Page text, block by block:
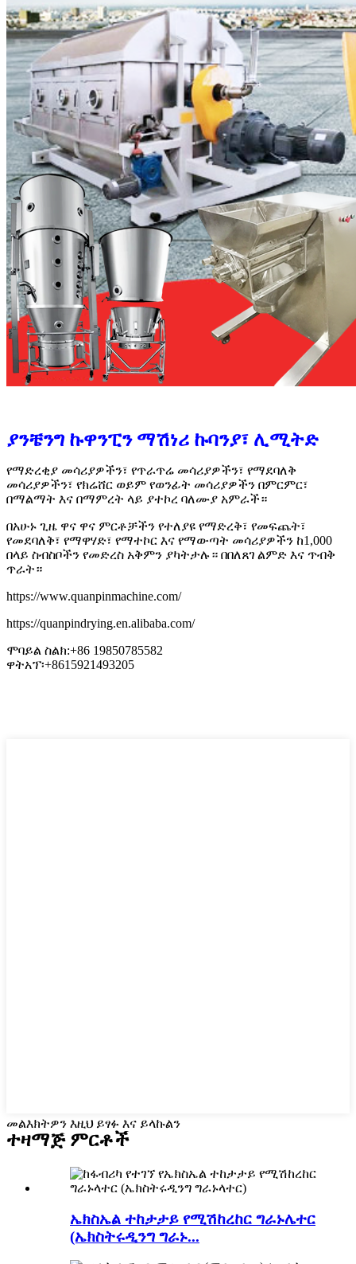
ያንቼንግ ኩዋንፒን ማሽነሪ ኩባንያ፣ ሊሚትድ
የማድረቂያ መሳሪያዎችን፣ የጥራጥሬ መሳሪያዎችን፣ የማደባለቅ
መሳሪያዎችን፣ የክሬሸር ወይም የወንፊት መሳሪያዎችን በምርምር፣
በማልማት እና በማምረት ላይ ያተኮረ ባለሙያ አምራች።
በአሁኑ ጊዜ ዋና ዋና ምርቶቻችን የተለያዩ የማድረቅ፣ የመፍጨት፣
የመደባለቅ፣ የማዋሃድ፣ የማተኮር እና የማውጣት መሳሪያዎችን ከ1,000
በላይ ስብስቦችን የመድረስ አቅምን ያካትታሉ። በበለጸገ ልምድ እና ጥብቅ
ጥራት።
https://www.quanpinmachine.com/
https://quanpindrying.en.alibaba.com/
ሞባይል ስልክ:+86 19850785582
ዋትአፕ፡+8615921493205
መልእክትዎን እዚህ ይፃፉ እና ይላኩልን
ተዛማጅ ምርቶች
ኤክስኤል ተከታታይ የሚሽከረከር ግራኑሌተር
(ኤክስትሩዲንግ ግራኑ...